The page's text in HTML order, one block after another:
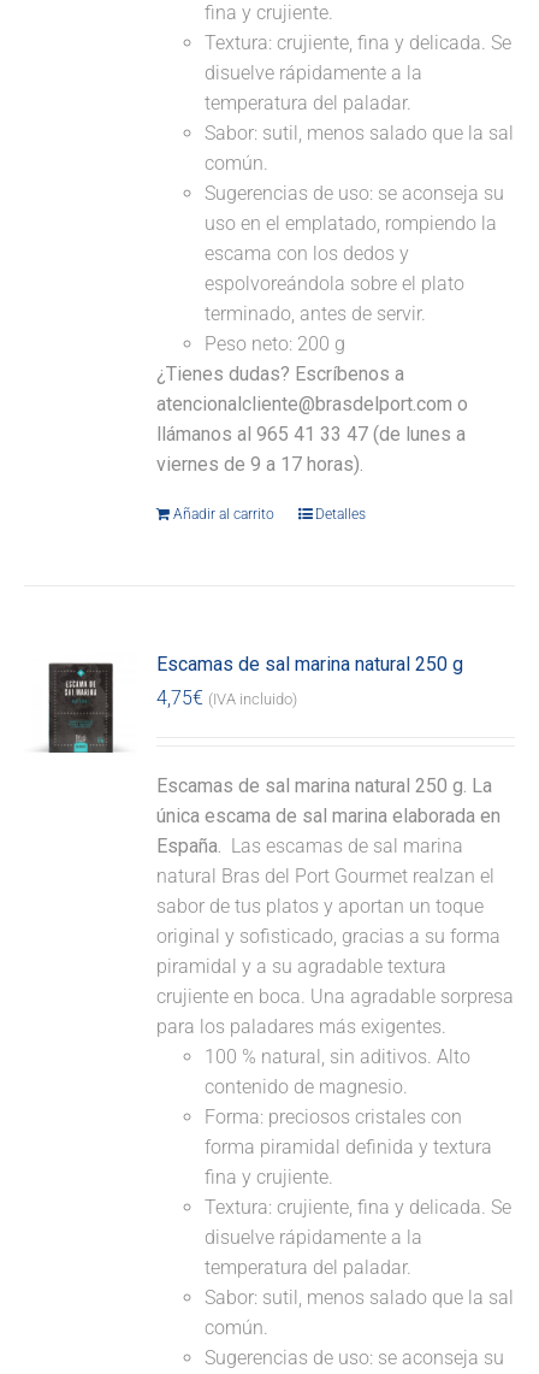
fina y crujiente.
Textura: crujiente, fina y delicada. Se
disuelve rápidamente a la
temperatura del paladar.
Sabor: sutil, menos salado que la sal
común.
Sugerencias de uso: se aconseja su
uso en el emplatado, rompiendo la
escama con los dedos y
espolvoreándola sobre el plato
terminado, antes de servir.
Peso neto: 200 g
¿Tienes dudas? Escríbenos a
atencionalcliente@brasdelport.com o
llámanos al 965 41 33 47 (de lunes a
viernes de 9 a 17 horas).
Añadir al carrito Detalles
Escamas de sal marina natural 250 g
4,75€ (IVA incluido)
Escamas de sal marina natural 250 g. La
única escama de sal marina elaborada en
España. Las escamas de sal marina
natural Bras del Port Gourmet realzan el
sabor de tus platos y aportan un toque
original y sofisticado, gracias a su forma
piramidal y a su agradable textura
crujiente en boca. Una agradable sorpresa
para los paladares más exigentes.
100 % natural, sin aditivos. Alto
contenido de magnesio.
Forma: preciosos cristales con
forma piramidal definida y textura
fina y crujiente.
Textura: crujiente, fina y delicada. Se
disuelve rápidamente a la
temperatura del paladar.
Sabor: sutil, menos salado que la sal
común.
Sugerencias de uso: se aconseja su